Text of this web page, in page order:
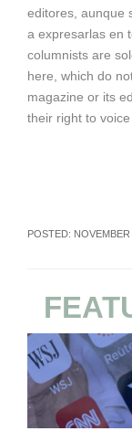
editores, aunque
a expresarlas en
columnists are
here, which do
magazine or its
their right to
POSTED: